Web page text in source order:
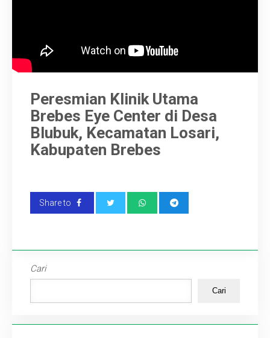
Lokasi Kami
Artikel
KarirPeresmian Klinik Utama
Brebes Eye Center di Desa
Blubuk, Kecamatan Losari,
Kabupaten Brebes
Share to
Cari
Cari